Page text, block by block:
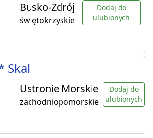
Busko-Zdrój
świętokrzyskie
Dodaj do
ulubionych
Skal
Ustronie Morskie
zachodniopomorskie
Dodaj do
ulubionych